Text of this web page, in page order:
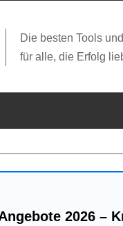
Die besten Tools
für alle, die Erfolg
2026 –